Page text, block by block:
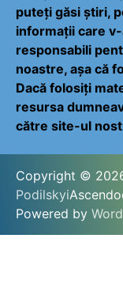
puteți găsi știri,
informații care
responsabili
noastre, așa că
Dacă folosiți
resursa
către site-ul
Copyright ©
Podilskyi
Powered by